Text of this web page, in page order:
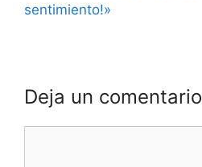
sentimiento!»
Deja un comentario